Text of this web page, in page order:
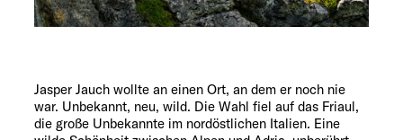
Jasper Jauch wollte an einen Ort, an dem er noch nie
war. Unbekannt, neu, wild. Die Wahl fiel auf das Friaul,
die große Unbekannte im nordöstlichen Italien. Eine